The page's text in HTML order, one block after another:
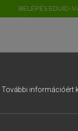
BELÉPÉS EDUID-
További információért
7 8 9